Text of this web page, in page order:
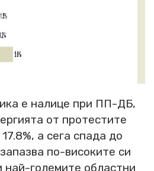
е налице при ПП-ДБ,
от протестите
а сега спада до
по-високите си
най-големите областни